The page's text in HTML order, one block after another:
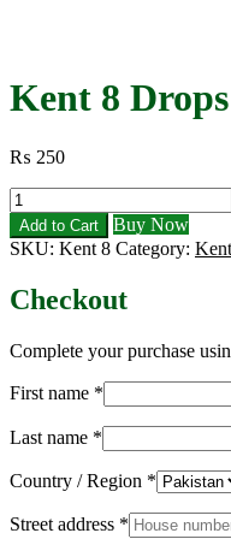
Kent 8 Drops
₨ 250
Kent
8
Drops
quantity
Add to Cart
Buy Now
SKU: Kent 8 Category:
Checkout
Complete your purchase
First name *
Last name *
Country / Region *
Street address *